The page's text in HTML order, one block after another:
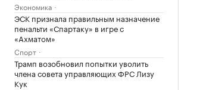
Экономика
ЭСК признала правильным назначение
пенальти «Спартаку» в игре с
«Ахматом»
Спорт
Трамп возобновил попытки уволить
члена совета управляющих ФРС Лизу
Кук